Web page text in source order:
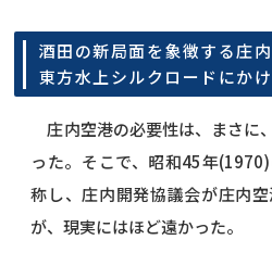
酒田の新局面を象徴する庄
東方水上シルクロードにかけ
庄内空港の必要性は、まさに
った。そこで、昭和45年
称し、庄内開発協議会が庄内
が、現実にはほど遠かった。